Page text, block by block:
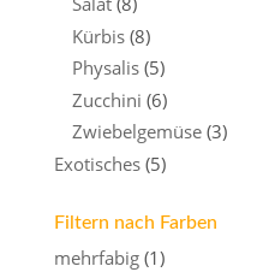
Kürbis (8)
Physalis (5)
Zucchini (6)
Zwiebelgemüse (3)
Exotisches (5)
Filtern nach Farben
mehrfabig (1)